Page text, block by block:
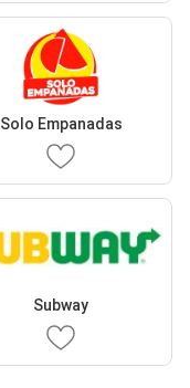
Solo Empanadas
Subway